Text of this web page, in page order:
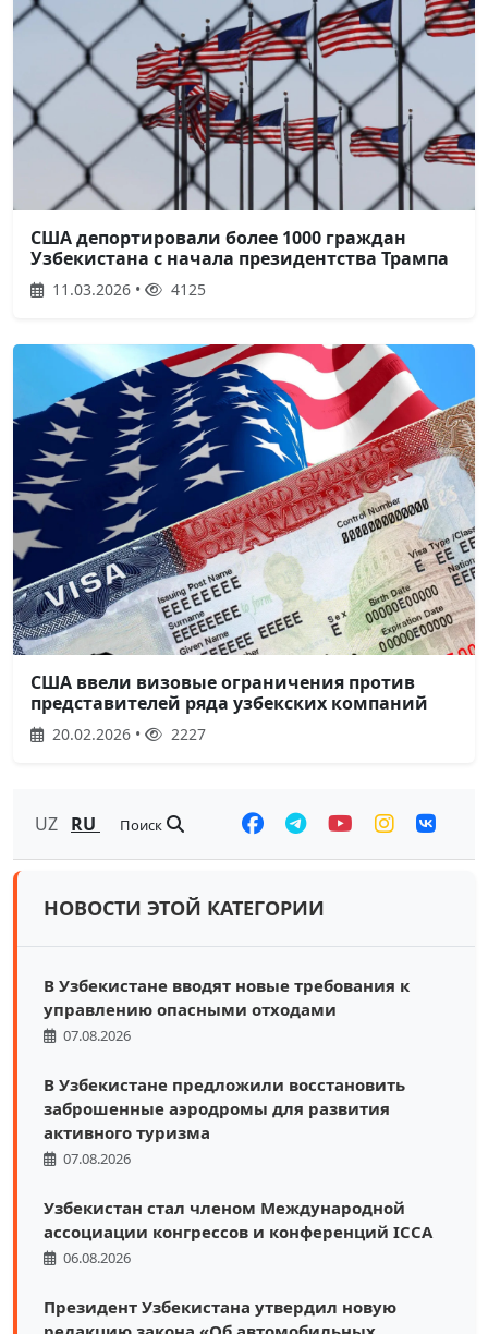
США депортировали более 1000 граждан
Узбекистана с начала президентства Трампа
11.03.2026 • 4125
США ввели визовые ограничения против
представителей ряда узбекских компаний
20.02.2026 • 2227
UZ RU Поиск
НОВОСТИ ЭТОЙ КАТЕГОРИИ
В Узбекистане вводят новые требования к
управлению опасными отходами
07.08.2026
В Узбекистане предложили восстановить
заброшенные аэродромы для развития
активного туризма
07.08.2026
Узбекистан стал членом Международной
ассоциации конгрессов и конференций ICCA
06.08.2026
Президент Узбекистана утвердил новую